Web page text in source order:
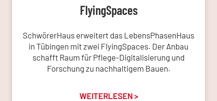
FlyingSpaces
SchwörerHaus erweitert das LebensPhasenHaus
in Tübingen mit zwei FlyingSpaces. Der Anbau
schafft Raum für Pflege-Digitalisierung und
Forschung zu nachhaltigem Bauen.
WEITERLESEN >